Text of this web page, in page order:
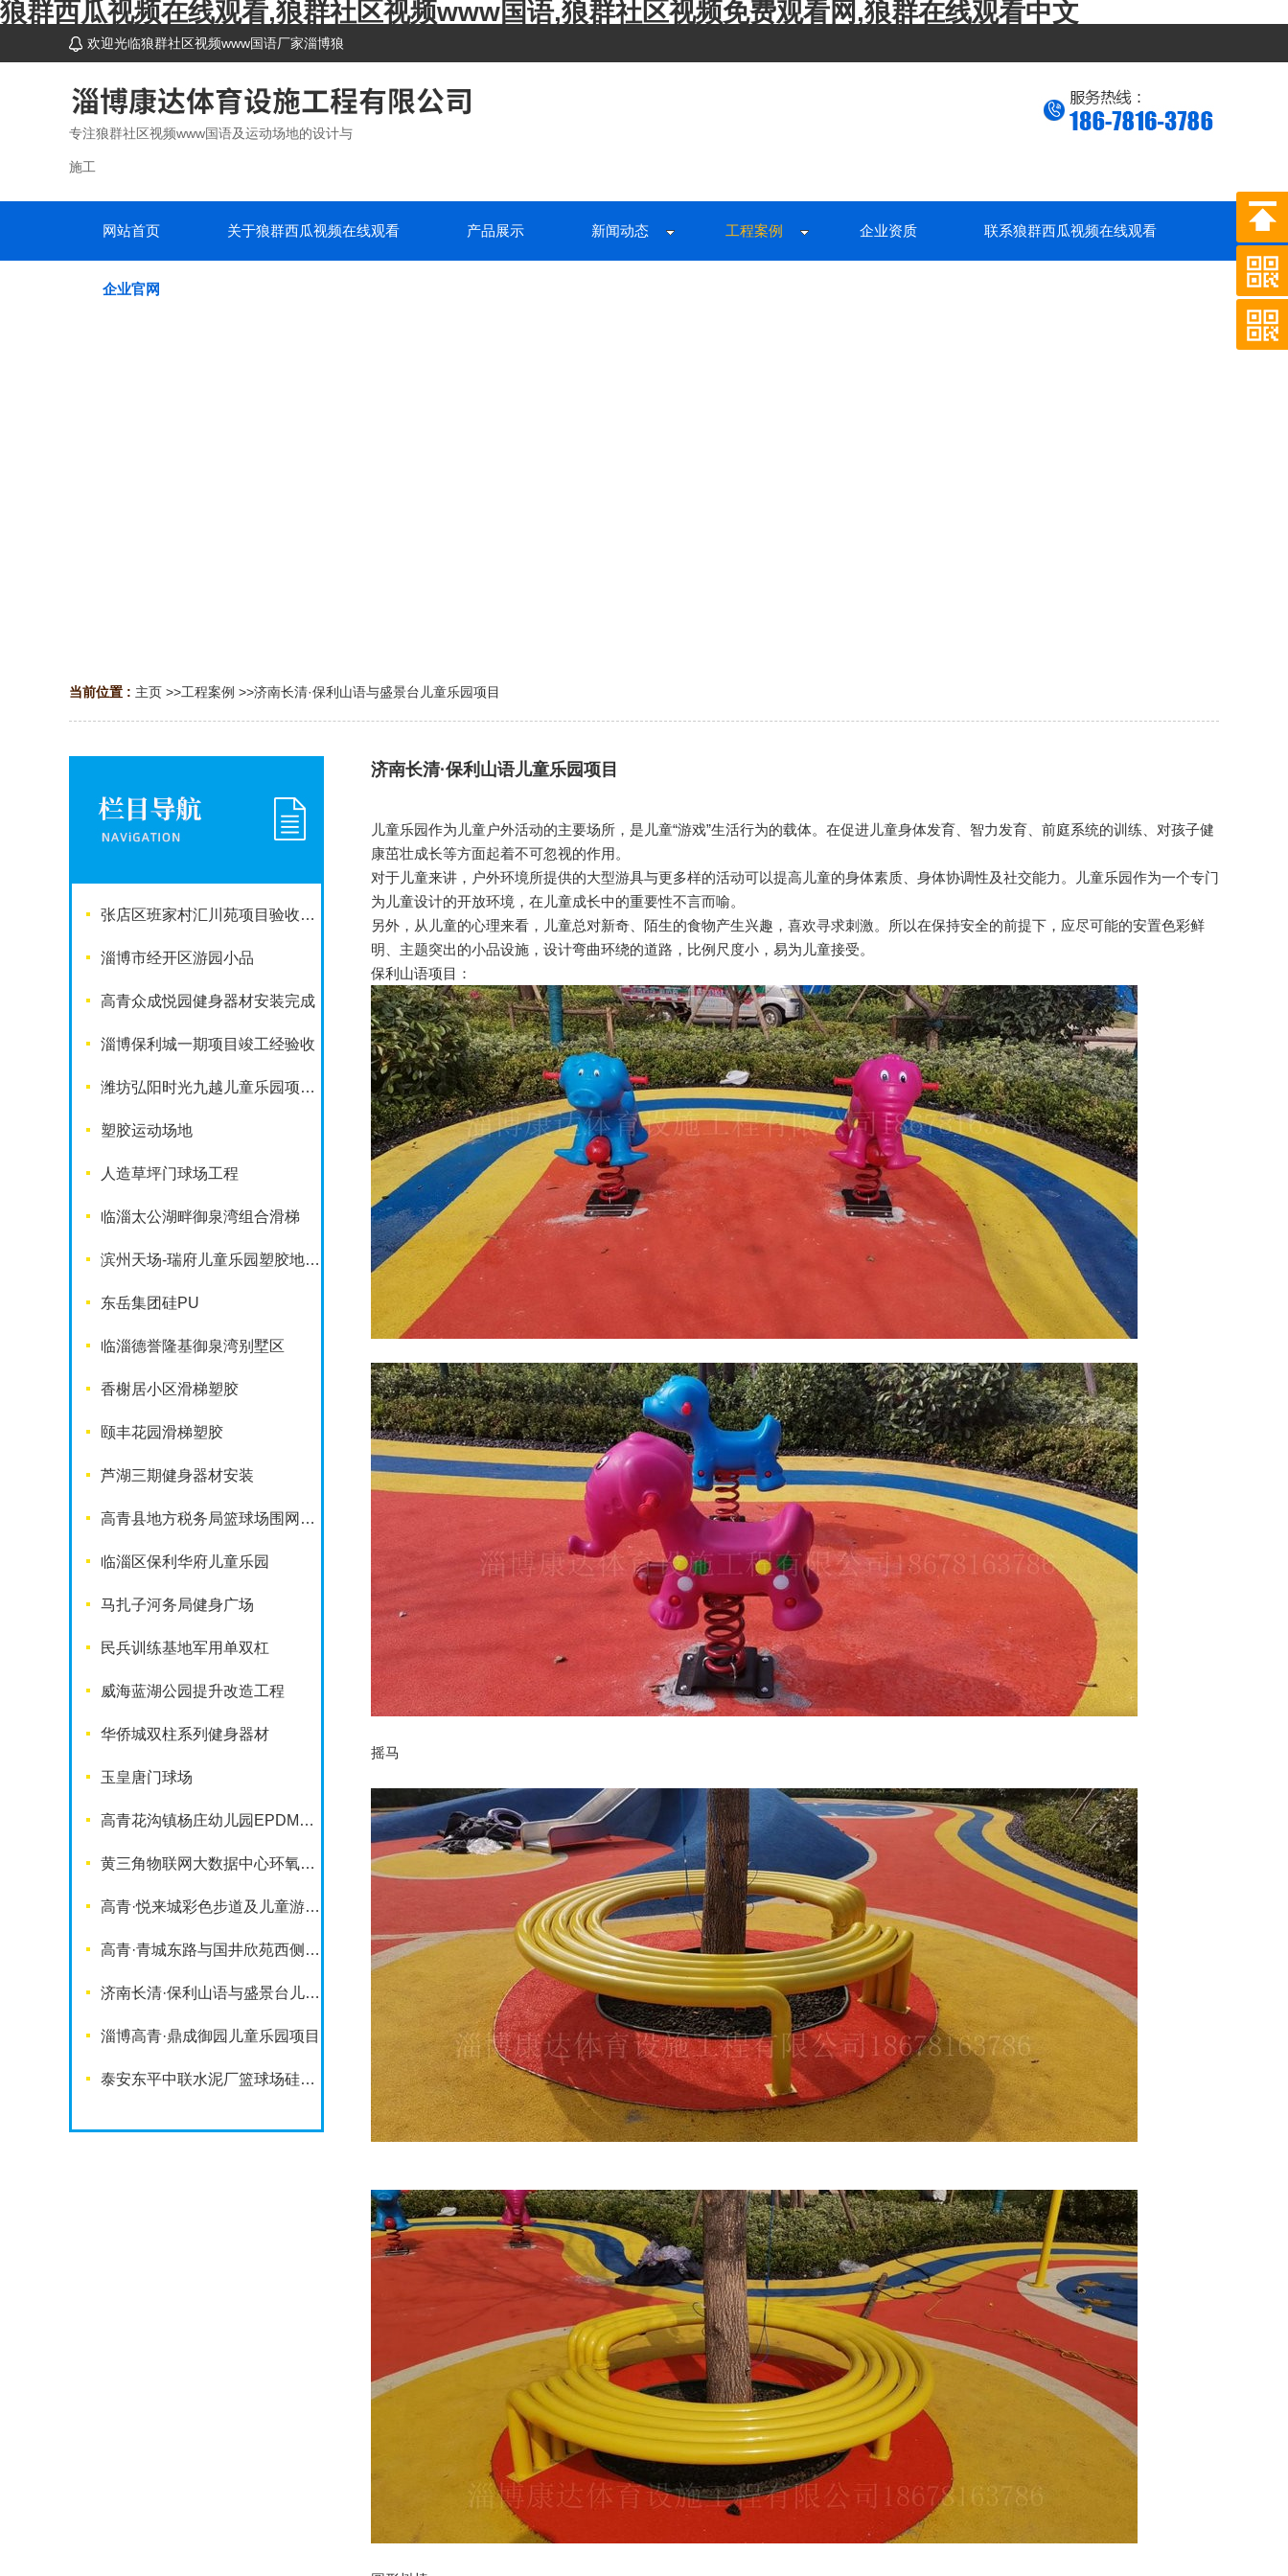
狼群西瓜视频在线观看,狼群社区视频www国语,狼群社区视频免费观看网,狼群在线观看中文
欢迎光临狼群社区视频www国语厂家淄博狼
专注狼群社区视频www国语及运动场地的设计与
施工
网站首页 关于狼群西瓜视频在线观看 产品展示 新闻动态 工程案例 企业资质 联系狼群西瓜视频在线观看
企业官网
当前位置 : 主页 >>工程案例 >>济南长清·保利山语与盛景台儿童乐园项目
张店区班家村汇川苑项目验收完成
淄博市经开区游园小品
高青众成悦园健身器材安装完成
淄博保利城一期项目竣工经验收
潍坊弘阳时光九越儿童乐园项目竣工啦
塑胶运动场地
人造草坪门球场工程
临淄太公湖畔御泉湾组合滑梯
滨州天场-瑞府儿童乐园塑胶地面改造工程
东岳集团硅PU
临淄德誉隆基御泉湾别墅区
香榭居小区滑梯塑胶
颐丰花园滑梯塑胶
芦湖三期健身器材安装
高青县地方税务局篮球场围网工程
临淄区保利华府儿童乐园
马扎子河务局健身广场
民兵训练基地军用单双杠
威海蓝湖公园提升改造工程
华侨城双柱系列健身器材
玉皇唐门球场
高青花沟镇杨庄幼儿园EPDM塑胶地面
黄三角物联网大数据中心环氧地坪项目
高青·悦来城彩色步道及儿童游乐设施
高青·青城东路与国井欣苑西侧游园项目
济南长清·保利山语与盛景台儿童乐园项目
淄博高青·鼎成御园儿童乐园项目
泰安东平中联水泥厂篮球场硅PU铺装项目
济南长清·保利山语儿童乐园项目
儿童乐园作为儿童户外活动的主要场所，是儿童“游戏”生活行为的载体。在促进儿童身体发育、智力发育、前庭系统的训练、对孩子健
康茁壮成长等方面起着不可忽视的作用。
对于儿童来讲，户外环境所提供的大型游具与更多样的活动可以提高儿童的身体素质、身体协调性及社交能力。儿童乐园作为一个专门
为儿童设计的开放环境，在儿童成长中的重要性不言而喻。
另外，从儿童的心理来看，儿童总对新奇、陌生的食物产生兴趣，喜欢寻求刺激。所以在保持安全的前提下，应尽可能的安置色彩鲜
明、主题突出的小品设施，设计弯曲环绕的道路，比例尺度小，易为儿童接受。
保利山语项目：
摇马